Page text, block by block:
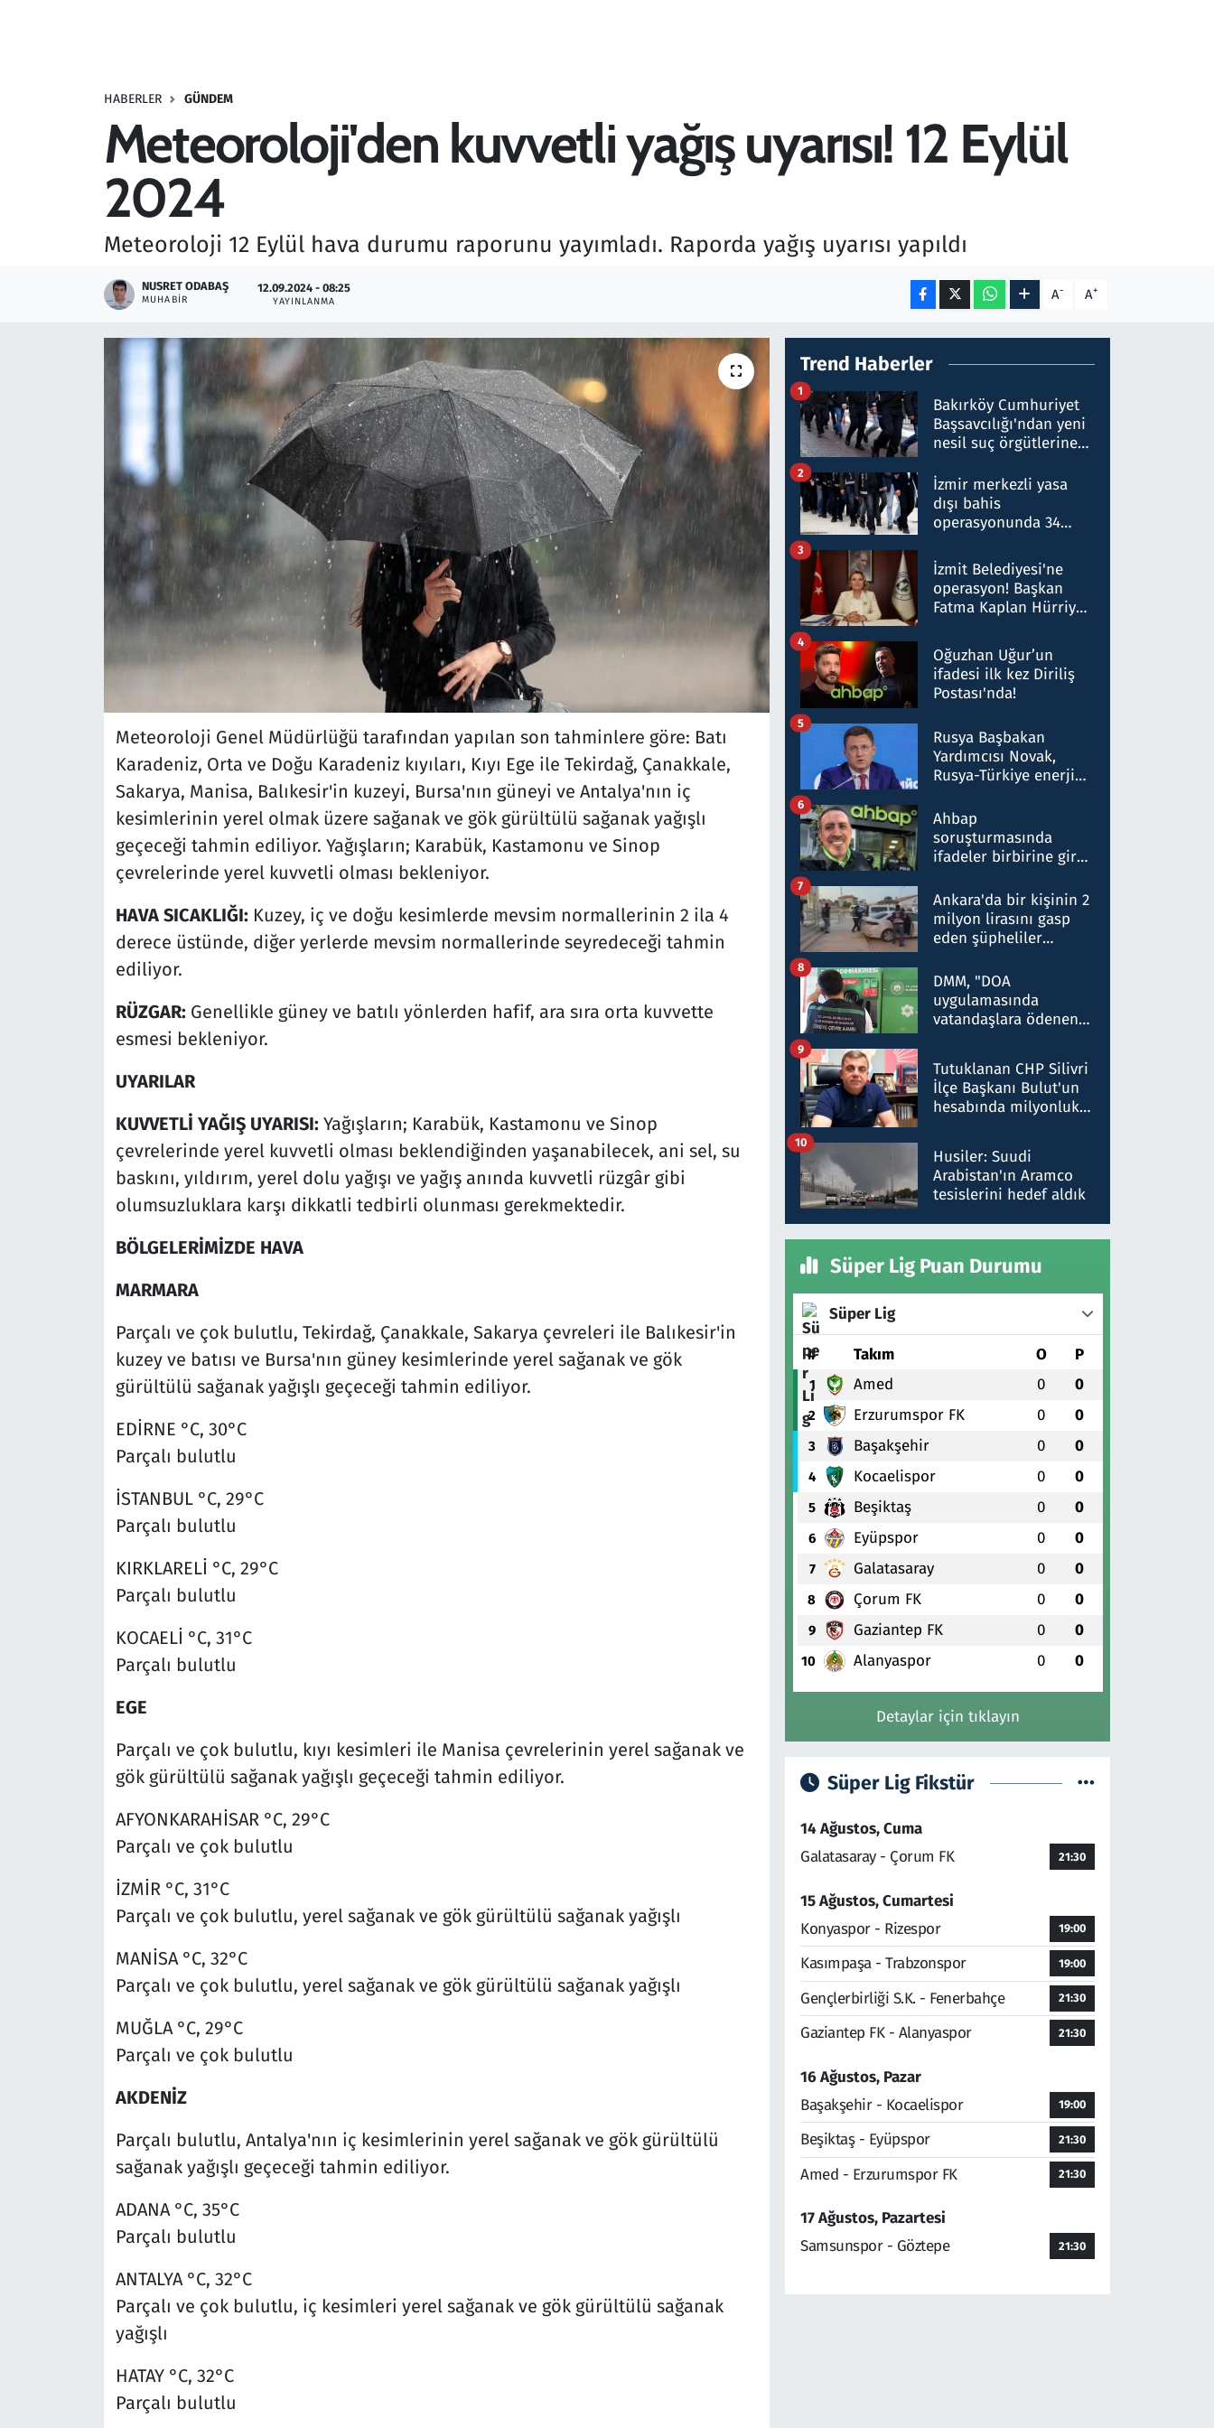
HABERLER GÜNDEM
Meteoroloji'den kuvvetli yağış uyarısı! 12 Eylül
2024
Meteoroloji 12 Eylül hava durumu raporunu yayımladı. Raporda yağış uyarısı yapıldı
NUSRET ODABAŞ
MUHABIR
12.09.2024 - 08:25
YAYINLANMA A- A+
Meteoroloji Genel Müdürlüğü tarafından yapılan son tahminlere göre: Batı
Karadeniz, Orta ve Doğu Karadeniz kıyıları, Kıyı Ege ile Tekirdağ, Çanakkale,
Sakarya, Manisa, Balıkesir'in kuzeyi, Bursa'nın güneyi ve Antalya'nın iç
kesimlerinin yerel olmak üzere sağanak ve gök gürültülü sağanak yağışlı
geçeceği tahmin ediliyor. Yağışların; Karabük, Kastamonu ve Sinop
çevrelerinde yerel kuvvetli olması bekleniyor.
HAVA SICAKLIĞI:Kuzey, iç ve doğu kesimlerde mevsim normallerinin 2 ila 4
derece üstünde, diğer yerlerde mevsim normallerinde seyredeceği tahmin
ediliyor.
RÜZGAR: Genellikle güney ve batılı yönlerden hafif, ara sıra orta kuvvette
esmesi bekleniyor.
UYARILAR
KUVVETLİ YAĞIŞ UYARISI: Yağışların; Karabük, Kastamonu ve Sinop
çevrelerinde yerel kuvvetli olması beklendiğinden yaşanabilecek, ani sel, su
baskını, yıldırım, yerel dolu yağışı ve yağış anında kuvvetli rüzgâr gibi
olumsuzluklara karşı dikkatli tedbirli olunması gerekmektedir.
BÖLGELERİMİZDE HAVA
MARMARA
Parçalı ve çok bulutlu, Tekirdağ, Çanakkale, Sakarya çevreleri ile Balıkesir'in
kuzey ve batısı ve Bursa'nın güney kesimlerinde yerel sağanak ve gök
gürültülü sağanak yağışlı geçeceği tahmin ediliyor.
EDİRNE °C, 30°C
Parçalı bulutlu
İSTANBUL °C, 29°C
Parçalı bulutlu
KIRKLARELİ °C, 29°C
Parçalı bulutlu
KOCAELİ °C, 31°C
Parçalı bulutlu
EGE
Parçalı ve çok bulutlu, kıyı kesimleri ile Manisa çevrelerinin yerel sağanak ve
gök gürültülü sağanak yağışlı geçeceği tahmin ediliyor.
AFYONKARAHİSAR °C, 29°C
Parçalı ve çok bulutlu
İZMİR °C, 31°C
Parçalı ve çok bulutlu, yerel sağanak ve gök gürültülü sağanak yağışlı
MANİSA °C, 32°C
Parçalı ve çok bulutlu, yerel sağanak ve gök gürültülü sağanak yağışlı
MUĞLA °C, 29°C
Parçalı ve çok bulutlu
AKDENİZ
Parçalı bulutlu, Antalya'nın iç kesimlerinin yerel sağanak ve gök gürültülü
sağanak yağışlı geçeceği tahmin ediliyor.
ADANA °C, 35°C
Parçalı bulutlu
ANTALYA °C, 32°C
Parçalı ve çok bulutlu, iç kesimleri yerel sağanak ve gök gürültülü sağanak
yağışlı
HATAY °C, 32°C
Parçalı bulutlu
Trend Haberler
Bakırköy Cumhuriyet
Başsavcılığı'ndan yeni
nesil suç örgütlerine
hakkında gözaltı kararı
1
İzmir merkezli yasa
dışı bahis
operasyonunda 34
Milyar liralık para
trafiği tespit edildi
2
İzmit Belediyesi'ne
operasyon! Başkan
Fatma Kaplan Hürriyet
3
Oğuzhan Uğur’un
ifadesi ilk kez Diriliş
Postası'nda!
4
Rusya Başbakan
Yardımcısı Novak,
Rusya-Türkiye enerji
nitelikte olduğunu
belirtti
5
Ahbap
soruşturmasında
ifadeler birbirine girdi:
ifadelerinden ortaya
çıkan tablo şok etti
6
Ankara'da bir kişinin 2
milyon lirasını gasp
eden şüpheliler
7
DMM, "DOA
uygulamasında
vatandaşlara ödenen
düşürüldüğü" iddiasını
yalanladı
8
Tutuklanan CHP Silivri
İlçe Başkanı Bulut'un
hesabında milyonluk
talimat verdi, ben
gönderdim
9
Husiler: Suudi
Arabistan'ın Aramco
tesislerini hedef aldık
10
Süper Lig Puan Durumu
Süper Lig
# Takım O P
1 Amed 0 0
2 Erzurumspor FK 0 0
3 Başakşehir 0 0
4 Kocaelispor 0 0
5 Beşiktaş 0 0
6 Eyüpspor 0 0
7 Galatasaray 0 0
8 Çorum FK 0 0
9 Gaziantep FK 0 0
10 Alanyaspor 0 0
Detaylar için tıklayın
Süper Lig Fikstür
14 Ağustos, Cuma
Galatasaray - Çorum FK
21:30
15 Ağustos, Cumartesi
Konyaspor - Rizespor
19:00
Kasımpaşa - Trabzonspor 19:00
Gençlerbirliği S.K. - Fenerbahçe 21:30
Gaziantep FK - Alanyaspor 21:30
16 Ağustos, Pazar
Başakşehir - Kocaelispor
19:00
Beşiktaş - Eyüpspor 21:30
Amed - Erzurumspor FK 21:30
17 Ağustos, Pazartesi
Samsunspor - Göztepe
21:30
Savunma Sanayi